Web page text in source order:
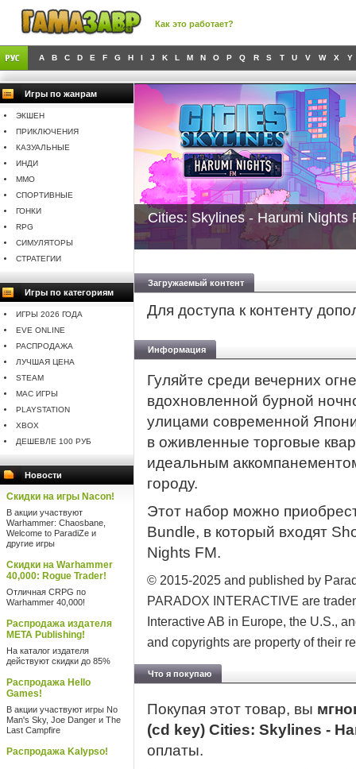
Как это работает?
A B C D E F G H I J K L M N O P Q R S T U V W X Y
Игры по жанрам
ЭКШЕН
ПРИКЛЮЧЕНИЯ
КАЗУАЛЬНЫЕ
ИНДИ
MMO
СПОРТИВНЫЕ
ГОНКИ
RPG
СИМУЛЯТОРЫ
СТРАТЕГИИ
Игры по категориям
ИГРЫ 2026 ГОДА
EVE ONLINE
РАСПРОДАЖА
ЛУЧШАЯ ЦЕНА
STEAM
MAC ИГРЫ
PLAYSTATION
XBOX
ДЕШЕВЛЕ 100 РУБ
Новости
Скидки на игры Nacon!
В акции участвуют
Warhammer: Chaosbane,
Welcome to ParadiZe и
другие игры
Скидки на Warhammer
40,000: Rogue Trader!
Отличная CRPG по
Warhammer 40,000!
Распродажа издателя
META Publishing!
На каталог издателя
действуют скидки до 85%
Распродажа Hello
Games!
В акции участвуют игры No
Man's Sky, Joe Danger и The
Last Campfire
Распродажа Kalypso!
Cities: Skylines - Harumi Nights
Загружаемый контент
Для доступа к контенту
Информация
Гуляйте среди вечерних
вдохновленной бурной
улицами современной
в оживленные торговые
идеальным
городу.
Этот набор можно
Bundle, в который входят
Nights FM.
© 2015-2025 and published by
PARADOX INTERACTIVE are
Interactive AB in Europe, the U.S.,
and copyrights are property of their
Что я покупаю
Покупая этот товар, вы
(cd key) Cities: Skylines -
оплаты.